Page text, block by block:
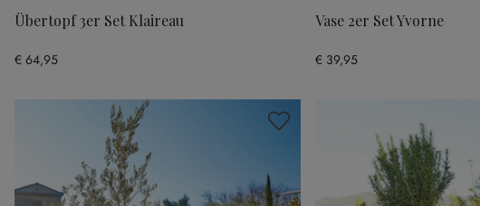
Übertopf 3er Set Klaireau
€ 64,95
Vase 2er Set Yvorne
€ 39,95